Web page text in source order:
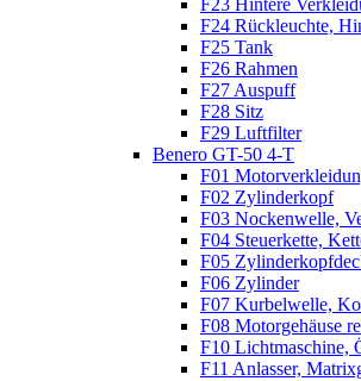
F24 Rückleuchte,
F25 Tank
F26 Rahmen
F27 Auspuff
F28 Sitz
F29 Luftfilter
Benero GT-50 4-T
F01
F02 Zylinderkopf
F03 Nockenwelle,
F04 Steuerkette,
F05
F06 Zylinder
F07 Kurbelwelle,
F08 Motorgehäuse
F10 Lichtmaschine,
F11 Anlasser,